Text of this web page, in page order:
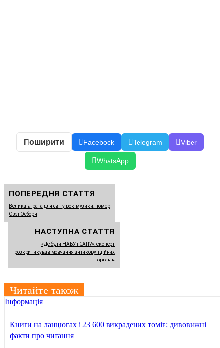
Поширити Facebook Telegram Viber
WhatsApp
ПОПЕРЕДНЯ СТАТТЯ
Велика втрата для світу рок-музики: помер
Оззі Осборн
НАСТУПНА СТАТТЯ
«Де були НАБУ і САП?»: експерт
розкритикував мовчання антикорупційних
органів
Читайте також
Інформація
Книги на ланцюгах і 23 600 викрадених томів: дивовижні
факти про читання